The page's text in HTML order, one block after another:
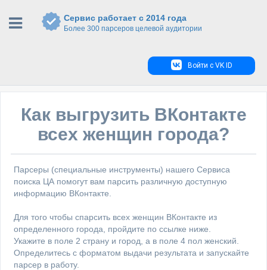
Сервис работает с 2014 года
Более 300 парсеров целевой аудитории
Войти с VK ID
Как выгрузить ВКонтакте
всех женщин города?
Парсеры (специальные инструменты) нашего Сервиса
поиска ЦА помогут вам парсить различную доступную
информацию ВКонтакте.
Для того чтобы спарсить всех женщин ВКонтакте из
определенного города, пройдите по ссылке ниже.
Укажите в поле 2 страну и город, а в поле 4 пол женский.
Определитесь с форматом выдачи результата и запускайте
парсер в работу.